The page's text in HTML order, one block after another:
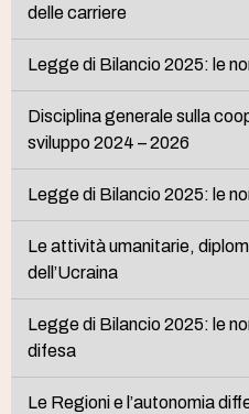
delle carriere
Legge di Bilancio 2025: le
Disciplina generale sulla
sviluppo 2024 – 2026
Legge di Bilancio 2025: le
Le attività umanitarie,
dell’Ucraina
Legge di Bilancio 2025: le
difesa
Le Regioni e l’autonomia